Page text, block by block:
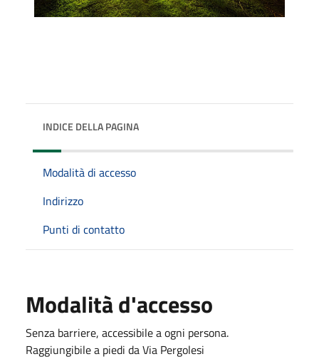
INDICE DELLA PAGINA
Modalità di accesso
Indirizzo
Punti di contatto
Modalità d'accesso
Senza barriere, accessibile a ogni persona.
Raggiungibile a piedi da Via Pergolesi